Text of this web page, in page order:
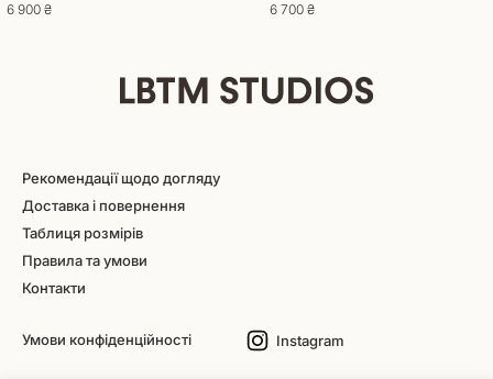
6 900 ₴
6 700 ₴
Рекомендації щодо догляду
Доставка і повернення
Таблиця розмірів
Правила та умови
Контакти
Умови конфіденційності Instagram